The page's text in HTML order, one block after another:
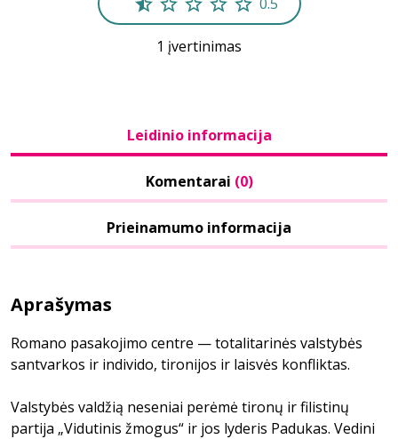
1 įvertinimas
Leidinio informacija
Komentarai (0)
Prieinamumo informacija
Aprašymas
Romano pasakojimo centre — totalitarinės valstybės
santvarkos ir individo, tironijos ir laisvės konfliktas.
Valstybės valdžią neseniai perėmė tironų ir filistinų
partija „Vidutinis žmogus“ ir jos lyderis Padukas. Vedini